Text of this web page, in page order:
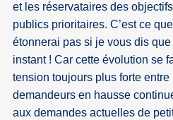
et les réservataires des
publics prioritaires. C’est ce
étonnerai pas si je vous dis que
instant ! Car cette évolution se
tension toujours plus forte
demandeurs en hausse
aux demandes actuelles de